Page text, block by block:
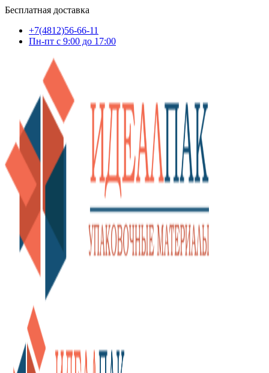
Бесплатная доставка
+7(4812)56-66-11
Пн-пт c 9:00 до 17:00